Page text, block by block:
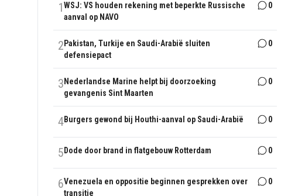
1WSJ: VS houden rekening met beperkte Russische
aanval op NAVO
0
2 Pakistan, Turkije en Saudi-Arabië sluiten
defensiepact
0
3 Nederlandse Marine helpt bij doorzoeking
gevangenis Sint Maarten
0
4Burgers gewond bij Houthi-aanval op Saudi-Arabië 0
5 Dode door brand in flatgebouw Rotterdam 0
6Venezuela en oppositie beginnen gesprekken over
transitie
0